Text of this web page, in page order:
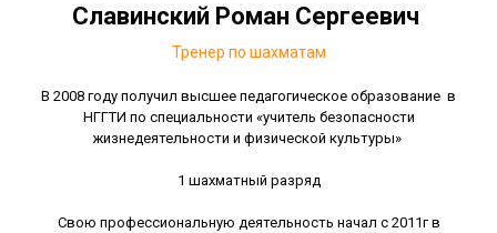
Славинский Роман Сергеевич
Тренер по шахматам
В 2008 году получил высшее педагогическое образование в
НГГТИ по специальности «учитель безопасности
жизнедеятельности и физической культуры»
1 шахматный разряд
Свою профессиональную деятельность начал с 2011г в